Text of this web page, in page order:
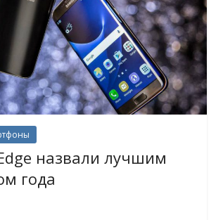
назвали лучшим
года